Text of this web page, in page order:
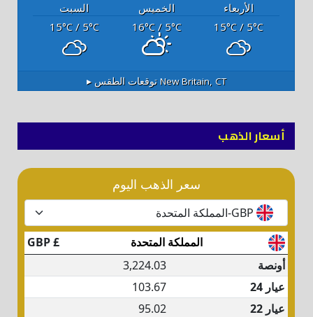
الأربعاء الخميس
السبت
15°C / 5°C
16°C/ 5°C
15°C/ 5°C
New Britain, CTتوقعات الطقس ▸
أسعار الذهب